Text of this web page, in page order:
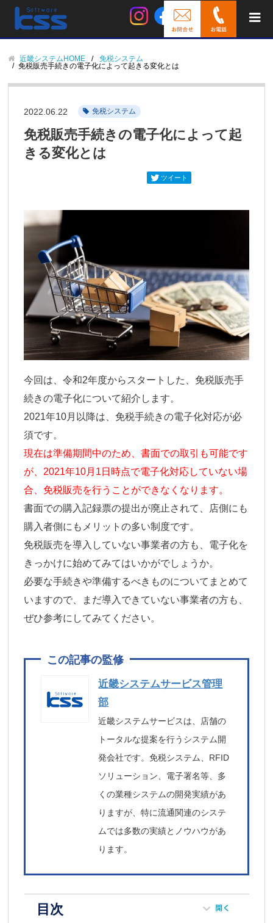
近畿システムHOME
免税システム
免税販売手続きの電子化によって起きる変化とは
2022.06.22 免税システム
ツイート
免税販売手続きの電子化によって起
きる変化とは
今回は、令和2年度からスタートした、免税販売手
続きの電子化について紹介します。
2021年10月以降は、免税手続きの電子化対応が必
須です。
現在は準備期間中のため、書面での取引も可能です
が、2021年10月1日時点で電子化対応していない場
合、免税販売を行うことができなくなります。
書面での購入記録票の提出が廃止されて、店側にも
購入者側にもメリットの多い制度です。
免税販売を導入していない事業者の方も、電子化を
きっかけに始めてみてはいかがでしょうか。
必要な手続きや準備するべきものについてまとめて
いますので、まだ導入できていない事業者の方も、
ぜひ参考にしてみてください。
近畿システムサービス管理
部
近畿システムサービスは、店舗の
トータルな提案を行うシステム開
発会社です。免税システム、RFID
ソリューション、電子署名等、多
くの業種システムの開発実績があ
りますが、特に流通関連のシステ
ムでは多数の実績とノウハウがあ
ります。
目次